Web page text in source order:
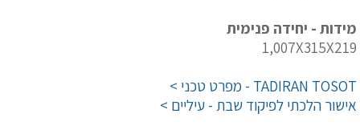
מידות - יחידה פנימית
1,007X315X219
TADIRAN TOSOT - מפרט טכני >
אישור הלכתי לפיקוד שבת - עיליים >